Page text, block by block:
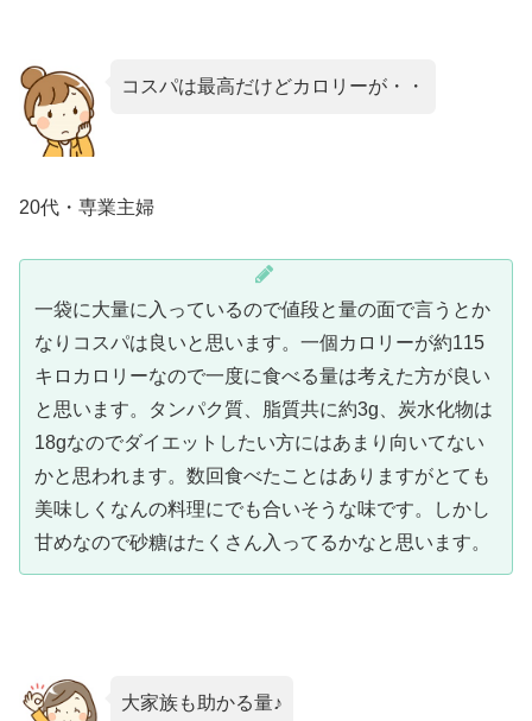
コスパは最高だけどカロリーが・・
20代・専業主婦
一袋に大量に入っているので値段と量の面で言うとか
なりコスパは良いと思います。一個カロリーが約115
キロカロリーなので一度に食べる量は考えた方が良い
と思います。タンパク質、脂質共に約3g、炭水化物は
18gなのでダイエットしたい方にはあまり向いてない
かと思われます。数回食べたことはありますがとても
美味しくなんの料理にでも合いそうな味です。しかし
甘めなので砂糖はたくさん入ってるかなと思います。
大家族も助かる量♪